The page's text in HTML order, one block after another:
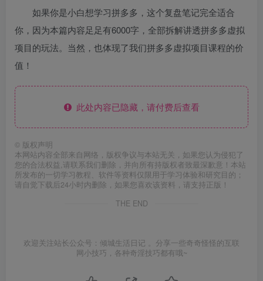
如果你是小白想学习拼多多，这个复盘笔记完全适合
你，因为本篇内容足足有6000字，全部拆解讲透拼多多虚拟
项目的玩法。当然，也体现了我们拼多多虚拟项目课程的价
值！
此处内容已隐藏，请付费后查看
© 版权声明
本网站内容全部来自网络，版权争议与本站无关，如果您认为侵犯了
您的合法权益,请联系我们删除，并向所有持版权者致最深歉意！本站
所发布的一切学习教程、软件等资料仅限用于学习体验和研究目的；
请自觉下载后24小时内删除，如果您喜欢该资料，请支持正版！
THE END
欢迎关注站长公众号：倾城生活日记 。分享一些奇奇怪怪的互联
网小技巧，各种奇淫技巧都有哦~